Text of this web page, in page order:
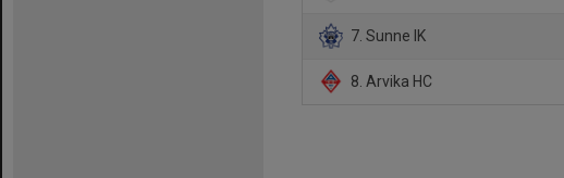
7. Sunne IK
8. Arvika HC